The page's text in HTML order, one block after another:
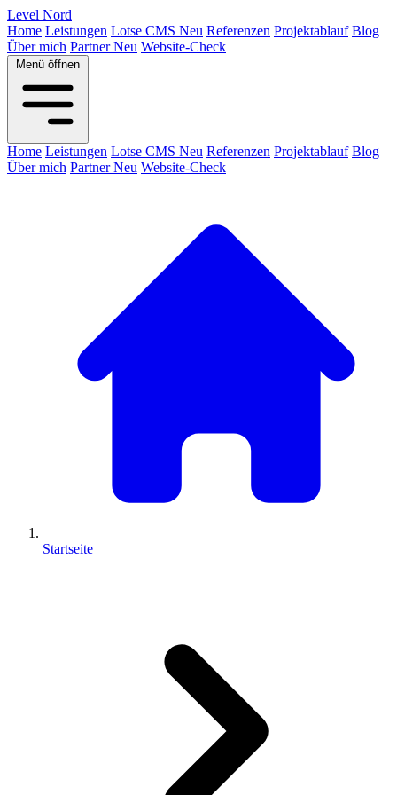
Level Nord
Home Leistungen Lotse CMS Neu Referenzen Projektablauf Blog
Über mich PartnerNeu Website-Check
Menü öffnen
Home Leistungen Lotse CMS Neu Referenzen Projektablauf Blog
Über mich PartnerNeu Website-Check
Startseite